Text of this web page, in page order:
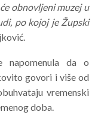
obnovljeni muzej u
po kojoj je Župski
napomenula da o
govori i više od
vremenski
doba.